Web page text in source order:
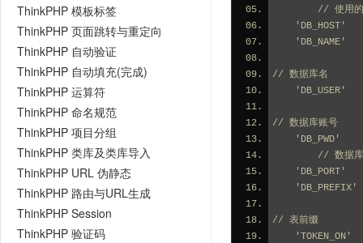
ThinkPHP 模板标签
ThinkPHP 页面跳转与重定向
ThinkPHP 自动验证
ThinkPHP 自动填充(完成)
ThinkPHP 运算符
ThinkPHP 命名规范
ThinkPHP 项目分组
ThinkPHP 类库及类库导入
ThinkPHP URL 伪静态
ThinkPHP 路由与URL生成
ThinkPHP Session
ThinkPHP 验证码
//
// 数据库名
// 数据库账号
'DB_PWD'
// 数
// 表前缀